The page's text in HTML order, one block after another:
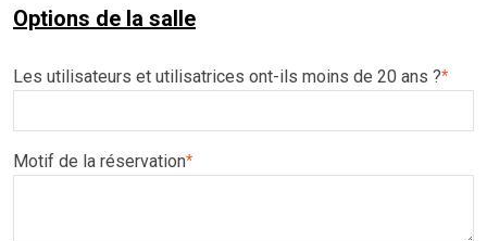
Options de la salle
Les utilisateurs et utilisatrices ont-ils moins de 20 ans ?*
Motif de la réservation*